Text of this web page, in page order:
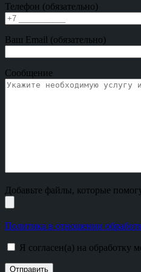
Телефон (обязательно)
Ваш Email (обязательно)
Сообщение
Добавьте файлы, которые
Политика в отношении
Я согласен(а) на обработку